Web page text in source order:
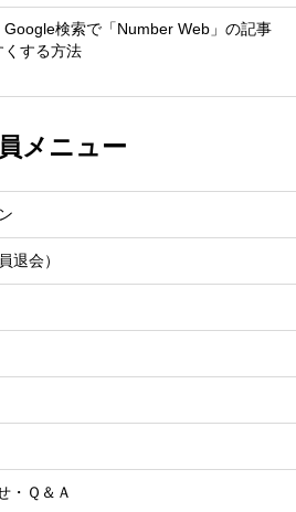
Google検索で「Number Web」の記事
くする方法
メニュー
退会）
・Ｑ＆Ａ